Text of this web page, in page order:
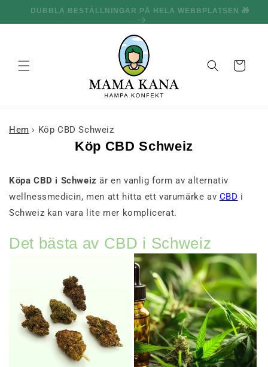
och gå
100 G GRATIS FÖR VARJE 1,095.00 kr DU HANDLAR FÖR
Korg
Hem › Köp CBD Schweiz
Köp CBD Schweiz
Köpa CBD i Schweiz är en vanlig form av alternativ
wellnessmedicin, men att hitta ett varumärke av CBD i
Schweiz kan vara lite mer komplicerat.
Det bästa av CBD i Schweiz